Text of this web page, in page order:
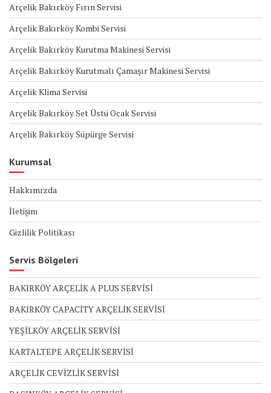
Arçelik Bakırköy Fırın Servisi
Arçelik Bakırköy Kombi Servisi
Arçelik Bakırköy Kurutma Makinesi Servisi
Arçelik Bakırköy Kurutmalı Çamaşır Makinesi Servisi
Arçelik Klima Servisi
Arçelik Bakırköy Set Üstü Ocak Servisi
Arçelik Bakırköy Süpürge Servisi
Kurumsal
Hakkımızda
İletişim
Gizlilik Politikası
Servis Bölgeleri
BAKIRKÖY ARÇELİK A PLUS SERVİSİ
BAKIRKÖY CAPACİTY ARÇELİK SERVİSİ
YEŞİLKÖY ARÇELİK SERVİSİ
KARTALTEPE ARÇELİK SERVİSİ
ARÇELİK CEVİZLİK SERVİSİ